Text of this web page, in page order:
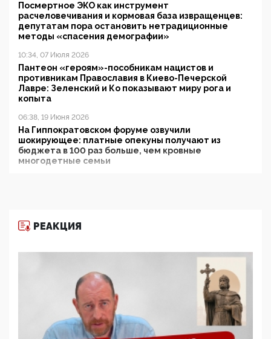
Посмертное ЭКО как инструмент
расчеловечивания и кормовая база извращенцев:
депутатам пора остановить нетрадиционные
методы «спасения демографии»
10:34, 07 Июля 2026
Пантеон «героям»-пособникам нацистов и
противникам Православия в Киево-Печерской
Лавре: Зеленский и Ко показывают миру рога и
копыта
06:38, 19 Июня 2026
На Гиппократовском форуме озвучили
шокирующее: платные опекуны получают из
бюджета в 100 раз больше, чем кровные
многодетные семьи
11:53, 09 Июня 2026
деятельность ИИТО ЮНЕСКО в России, но
цифроглобалисты продолжают определять
повестку в образовании
09:43, 01 Июня 2026
5G за счет здоровья граждан: Минцифры намерено
отобрать у регионов и муниципалитетов право
защищать жилые дома и социальные объекты от
РЕАКЦИЯ